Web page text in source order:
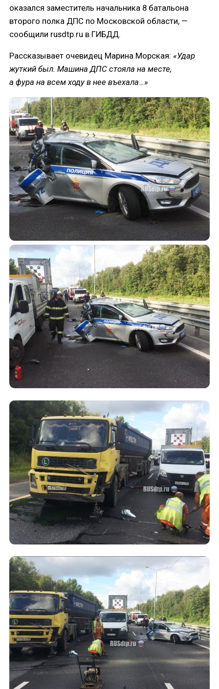
оказался заместитель начальника 8 батальона
второго полка ДПС по Московской области, —
сообщили rusdtp.ru в ГИБДД.
Рассказывает очевидец Марина Морская: «Удар
жуткий был. Машина ДПС стояла на месте,
а фура на всем ходу в нее въехала…»